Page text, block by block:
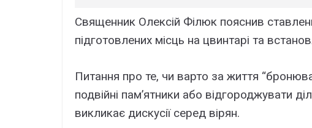
Священник Олексій Філюк пояснив
підготовлених місць на цвинтарі та
Питання про те, чи варто за життя
подвійні пам’ятники або відгороджувати
викликає дискусії серед вірян.